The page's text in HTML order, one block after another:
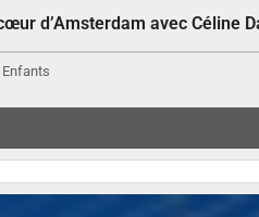
d’Amsterdam avec Céline
Enfants